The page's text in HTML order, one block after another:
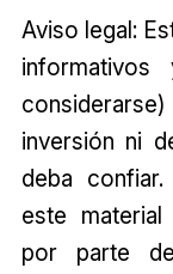
Aviso legal:
inversión ni
deba
este
por parte